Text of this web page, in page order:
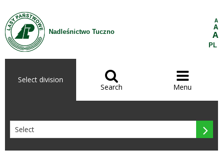
Skip to Content
Nadleśnictwo Tuczno
A
A
A
PL
Select division 
Search

Menu
